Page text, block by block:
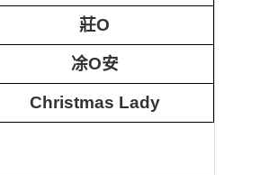
莊O
凃O安
Christmas Lady